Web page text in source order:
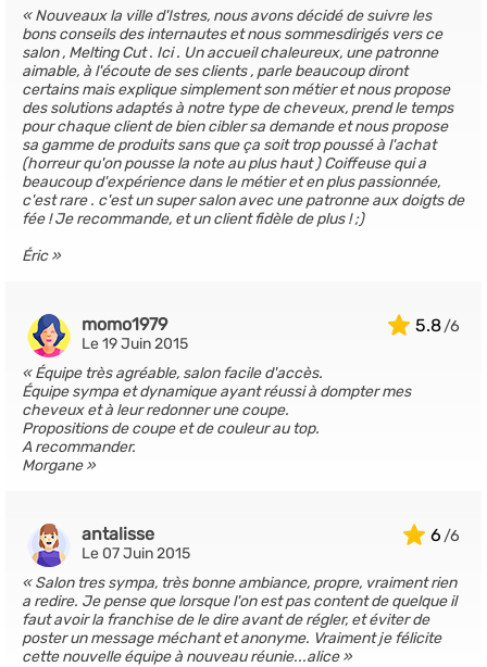
Nouveaux la ville d'Istres, nous avons décidé de suivre les
bons conseils des internautes et nous sommesdirigés vers ce
salon , Melting Cut . Ici . Un accueil chaleureux, une patronne
aimable, à l'écoute de ses clients , parle beaucoup diront
certains mais explique simplement son métier et nous propose
des solutions adaptés à notre type de cheveux, prend le temps
pour chaque client de bien cibler sa demande et nous propose
sa gamme de produits sans que ça soit trop poussé à l'achat
(horreur qu'on pousse la note au plus haut ) Coiffeuse qui a
beaucoup d'expérience dans le métier et en plus passionnée,
c'est rare . c'est un super salon avec une patronne aux doigts de
fée ! Je recommande, et un client fidèle de plus ! ;)
Éric
5.8
momo1979
Le 19 Juin 2015
Équipe très agréable, salon facile d'accès.
Équipe sympa et dynamique ayant réussi à dompter mes
cheveux et à leur redonner une coupe.
Propositions de coupe et de couleur au top.
A recommander.
Morgane
6
antalisse
Le 07 Juin 2015
Salon tres sympa, très bonne ambiance, propre, vraiment rien
a redire. Je pense que lorsque l'on est pas content de quelque il
faut avoir la franchise de le dire avant de régler, et éviter de
poster un message méchant et anonyme. Vraiment je félicite
cette nouvelle équipe à nouveau réunie...alice